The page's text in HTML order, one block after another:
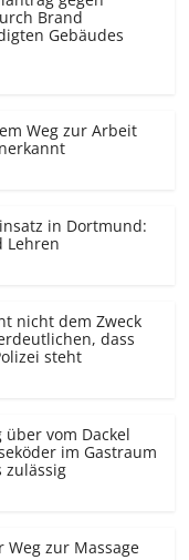
Brand
Gebäudes
Weg zur Arbeit
in Dortmund:
Lehren
nicht dem Zweck
dass
steht
vom Dackel
im Gastraum
zulässig
zur Massage